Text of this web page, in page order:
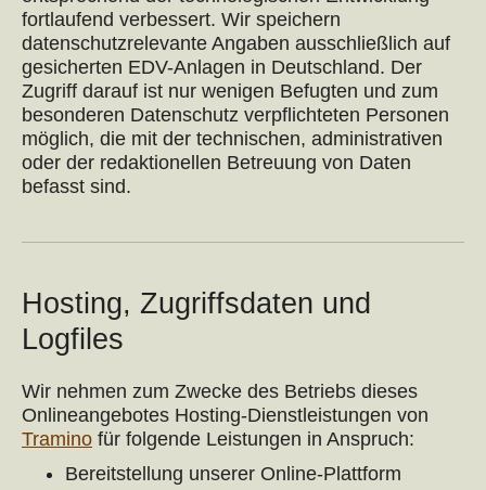
fortlaufend verbessert. Wir speichern
datenschutzrelevante Angaben ausschließlich auf
gesicherten EDV-Anlagen in Deutschland. Der
Zugriff darauf ist nur wenigen Befugten und zum
besonderen Datenschutz verpflichteten Personen
möglich, die mit der technischen, administrativen
oder der redaktionellen Betreuung von Daten
befasst sind.
Hosting, Zugriffsdaten und
Logfiles
Wir nehmen zum Zwecke des Betriebs dieses
Onlineangebotes Hosting-Dienstleistungen von
Tramino für folgende Leistungen in Anspruch:
Bereitstellung unserer Online-Plattform